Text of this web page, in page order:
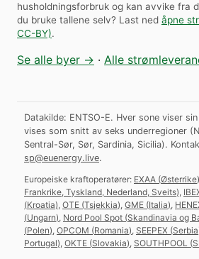
husholdningsforbruk og kan avvike fra
du bruke tallene selv? Last ned åpne
CC-BY).
Se alle byer → · Alle
Datakilde: ENTSO-E. Hver sone viser
vises som snitt av seks underregioner
Sentral-Sør, Sør, Sardinia, Sicilia).
sp@euenergy.live.
Europeiske kraftoperatører: EXAA (Østerrike)
Frankrike, Tyskland, Nederland, Sveits),
(Kroatia), OTE (Tsjekkia), GME (Italia),
(Ungarn), Nord Pool Spot (Skandinavia og
(Polen), OPCOM (Romania), SEEPEX (Serbia
Portugal), OKTE (Slovakia), SOUTHPOOL (